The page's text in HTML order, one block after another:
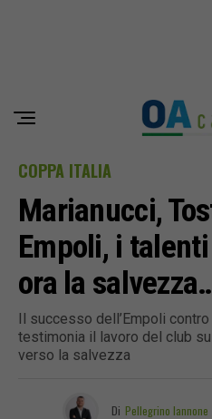
COPPA ITALIA
Marianucci,
Empoli, i
ora la
Il successo dell’Empoli
testimonia il lavoro del club
verso la salvezza
Di Pellegrino Iannone